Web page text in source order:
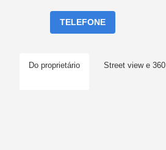
TELEFONE
Do proprietário Street view e 360